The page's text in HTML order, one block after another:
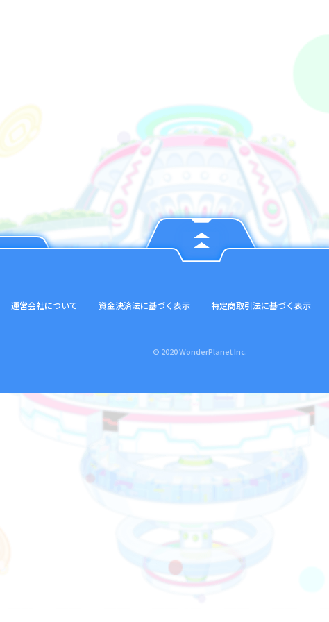
運営会社について 資金決済法に基づく表示 特定商取引法に基づく表示
© 2020 WonderPlanet Inc.